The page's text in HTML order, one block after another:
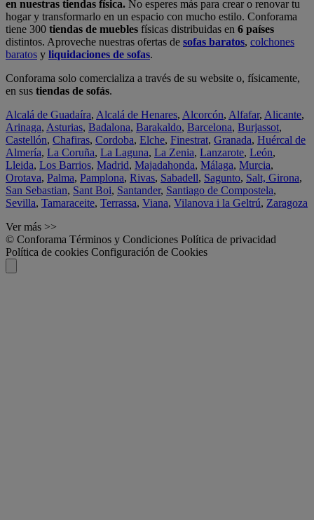
en nuestras tiendas física. No esperes más para crear o renovar tu
hogar y transformarlo en un espacio con mucho estilo. Conforama
tiene 300 tiendas de muebles físicas distribuidas en 6 países
distintos. Aproveche nuestras ofertas de sofas baratos, colchones
baratos y liquidaciones de sofas.
Conforama solo comercializa a través de su website o, físicamente,
en sus tiendas de sofás.
Alcalá de Guadaíra, Alcalá de Henares, Alcorcón, Alfafar, Alicante,
Arinaga, Asturias, Badalona, Barakaldo, Barcelona, Burjassot,
Castellón, Chafiras, Cordoba, Elche, Finestrat, Granada, Huércal de
Almería, La Coruña, La Laguna, La Zenia, Lanzarote, León,
Lleida, Los Barrios, Madrid, Majadahonda, Málaga, Murcia,
Orotava, Palma, Pamplona, Rivas, Sabadell, Sagunto, Salt, Girona,
San Sebastian, Sant Boi, Santander, Santiago de Compostela,
Sevilla, Tamaraceite, Terrassa, Viana, Vilanova i la Geltrú, Zaragoza
Ver más >>
© Conforama Términos y Condiciones Política de privacidad
Política de cookies Configuración de Cookies